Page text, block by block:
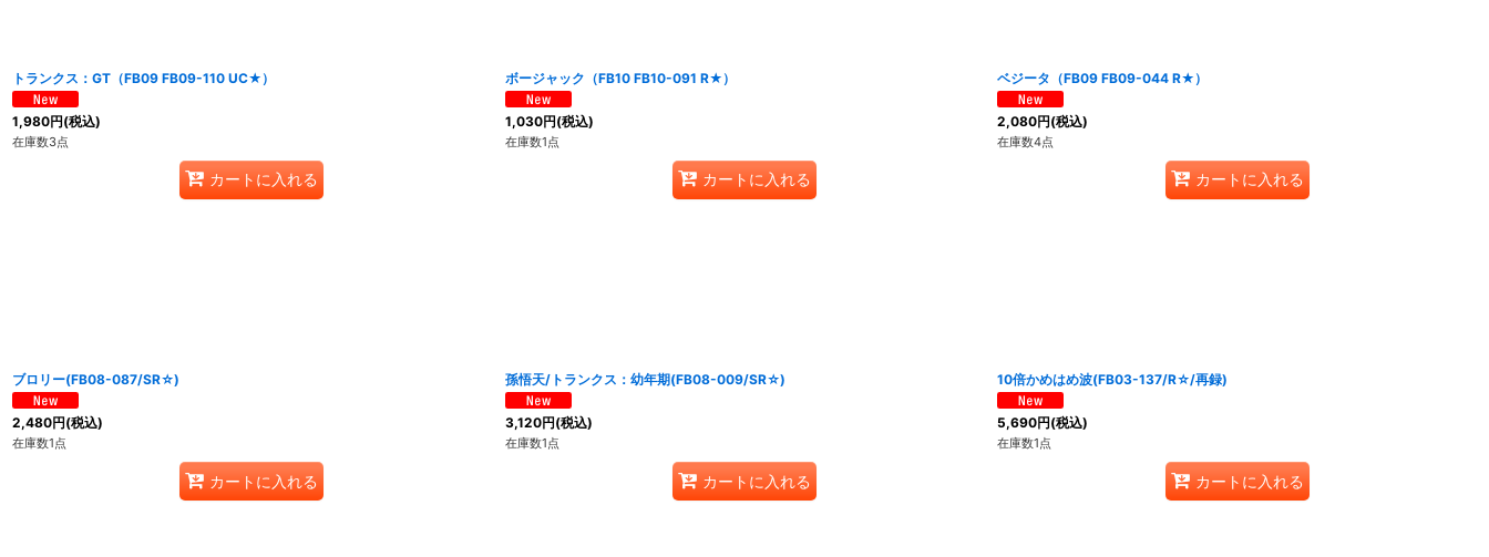
トランクス：GT（FB09 FB09-110 UC★）
1,980円(税込)
在庫数3点
カートに入れる
ボージャック（FB10 FB10-091 R★）
1,030円(税込)
在庫数1点
カートに入れる
ベジータ（FB09 FB09-044 R★）
2,080円(税込)
在庫数4点
カートに入れる
ブロリー(FB08-087/SR☆)
2,480円(税込)
在庫数1点
カートに入れる
孫悟天/トランクス：幼年期(FB08-009/SR☆)
3,120円(税込)
在庫数1点
カートに入れる
10倍かめはめ波(FB03-137/R☆/再録)
5,690円(税込)
在庫数1点
カートに入れる